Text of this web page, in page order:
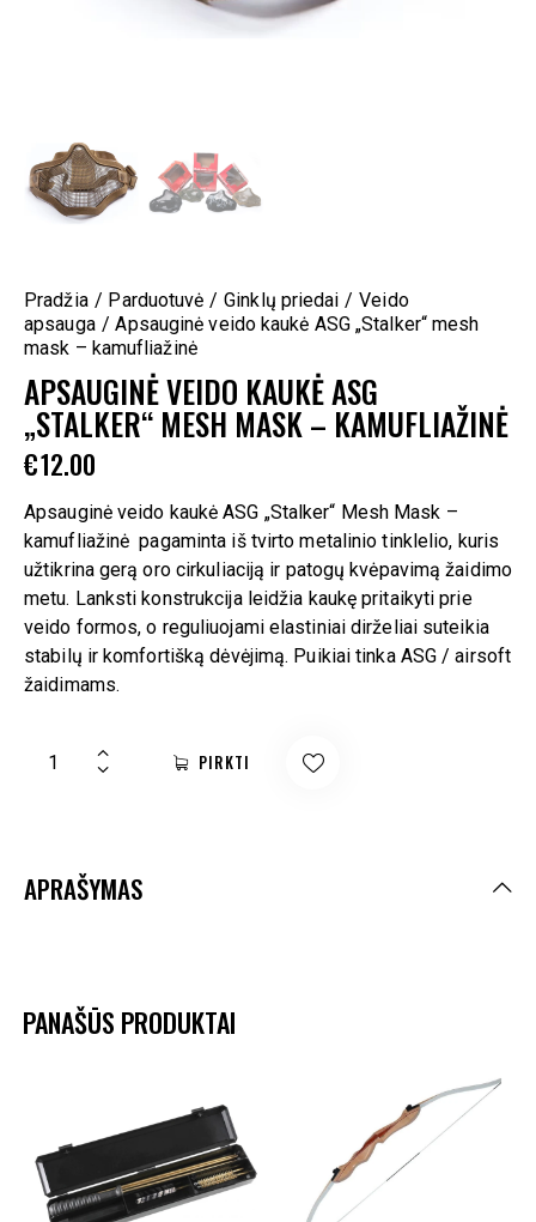
Pradžia Parduotuvė Ginklų priedai
Veido
apsauga
Apsauginė veido kaukė ASG „Stalker“ mesh
mask – kamufliažinė
APSAUGINĖ VEIDO KAUKĖ ASG
„STALKER“ MESH MASK – KAMUFLIAŽINĖ
€12.00
Apsauginė veido kaukė ASG „Stalker“ Mesh Mask –
kamufliažinė pagaminta iš tvirto metalinio tinklelio, kuris
užtikrina gerą oro cirkuliaciją ir patogų kvėpavimą žaidimo
metu. Lanksti konstrukcija leidžia kaukę pritaikyti prie
veido formos, o reguliuojami elastiniai dirželiai suteikia
stabilų ir komfortišką dėvėjimą. Puikiai tinka ASG / airsoft
žaidimams.
PIRKTI
APRAŠYMAS
PANAŠŪS PRODUKTAI